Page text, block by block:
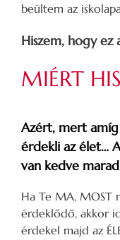
beültem az
Hiszem, hogy ez
MIÉRT
Azért, mert
érdekli az élet…
van kedve
Ha Te MA, MOST
érdeklődő, akkor
érdekel majd az